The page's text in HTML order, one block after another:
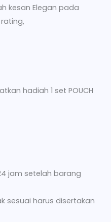
kesan Elegan pada
hadiah 1 set POUCH
jam setelah barang
sesuai harus disertakan